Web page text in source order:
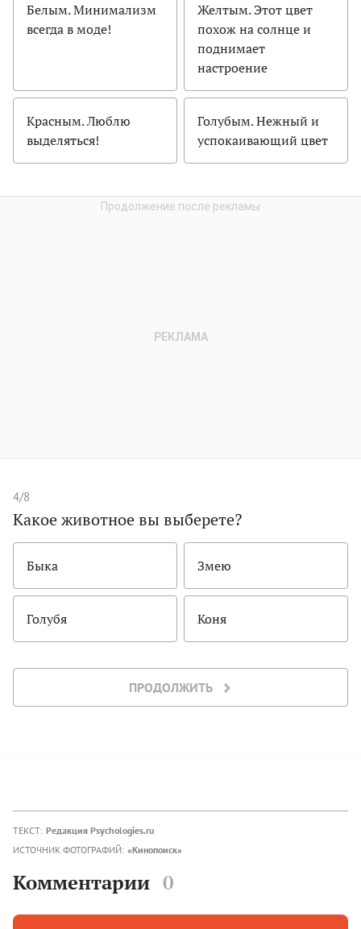
Белым. Минимализм
всегда в моде!
Желтым. Этот цвет
похож на солнце и
поднимает
настроение
Красным. Люблю
выделяться!
Голубым. Нежный и
успокаивающий цвет
4/8
Какое животное вы выберете?
Быка Змею
Голубя Коня
ПРОДОЛЖИТЬ
ТЕКСТ: Редакция Psychologies.ru
ИСТОЧНИК ФОТОГРАФИЙ: «Кинопоиск»
Комментарии 0